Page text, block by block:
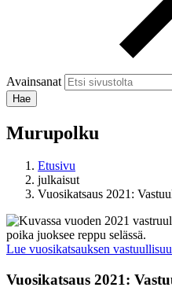
Avainsanat
Murupolku
Etusivu
julkaisut
Vuosikatsaus 2021:
Lue vuosikatsauksen
Vuosikatsaus 2021: